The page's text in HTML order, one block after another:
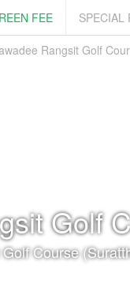
FEE
SPECIAL
Rangsit Golf
Golf
Course